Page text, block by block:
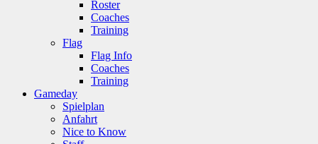
Roster
Coaches
Training
Flag
Flag Info
Coaches
Training
Gameday
Spielplan
Anfahrt
Nice to Know